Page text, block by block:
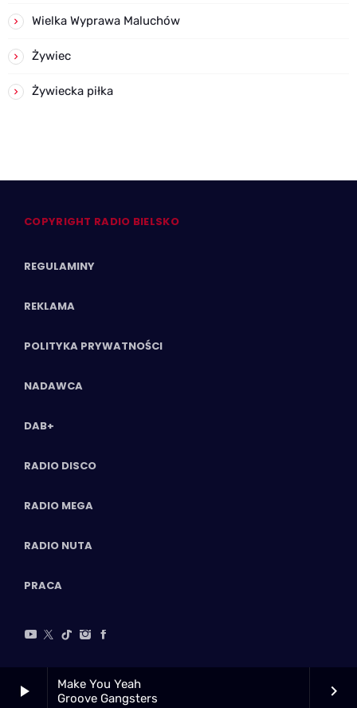
play_arrow
Make You Yeah
Groove Gangsters
keyboard_arrow_right
Wielka Wyprawa Maluchów
Żywiec
Żywiecka piłka
COPYRIGHT RADIO BIELSKO
REGULAMINY
REKLAMA
POLITYKA PRYWATNOŚCI
NADAWCA
DAB+
RADIO DISCO
RADIO MEGA
RADIO NUTA
PRACA